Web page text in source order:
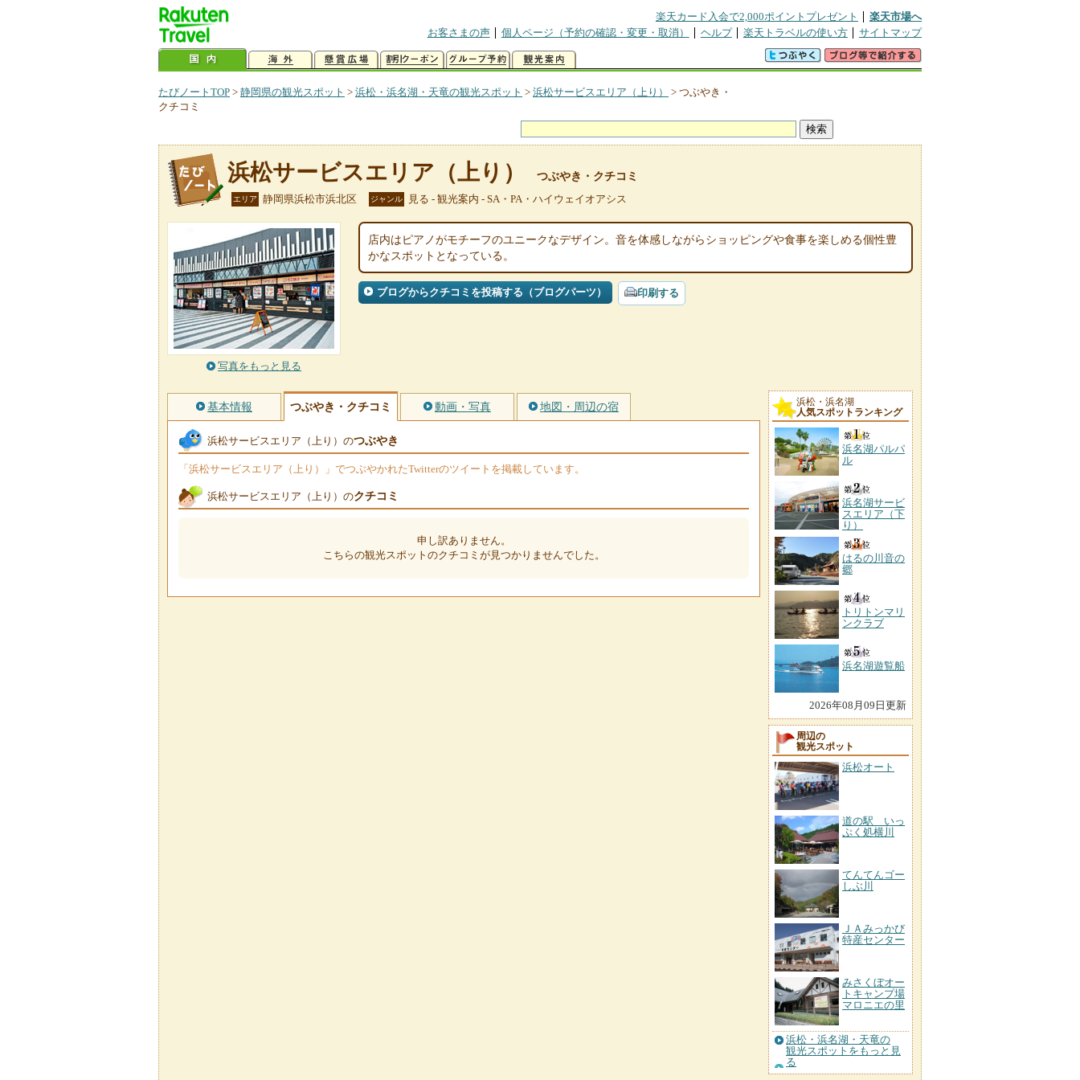
楽天カード入会で2,000ポイントプレゼント
楽天市場へ
お客さまの声
個人ページ（予約の確認・変更・取消） ヘルプ 楽天トラベルの使い方 サイトマップ
たびノートTOP > 静岡県の観光スポット > 浜松・浜名湖・天竜の観光スポット > 浜松サービスエリア（上り） > つぶやき・
クチコミ
浜松サービスエリア（上り） つぶやき・クチコミ
エリア 静岡県浜松市浜北区 ジャンル 見る - 観光案内 - SA・PA・ハイウェイオアシス
写真をもっと見る
店内はピアノがモチーフのユニークなデザイン。音を体感しながらショッピングや食事を楽しめる個性豊
かなスポットとなっている。
ブログからクチコミを投稿する（ブログパーツ） 印刷する
基本情報 つぶやき・クチコミ 動画・写真 地図・周辺の宿
浜松サービスエリア（上り）のつぶやき
「浜松サービスエリア（上り）」でつぶやかれたTwitterのツイートを掲載しています。
浜松サービスエリア（上り）のクチコミ
申し訳ありません。
こちらの観光スポットのクチコミが見つかりませんでした。
浜松・浜名湖
人気スポットランキング
浜名湖パルパ
ル
浜名湖サービ
スエリア（下
り）
はるの川音の
郷
トリトンマリ
ンクラブ
浜名湖遊覧船
2026年08月09日更新
周辺の
観光スポット
浜松オート
道の駅 いっ
ぷく処横川
てんてんゴー
しぶ川
ＪＡみっかび
特産センター
みさくぼオー
トキャンプ場
マロニエの里
浜松・浜名湖・天竜の
観光スポットをもっと見
る